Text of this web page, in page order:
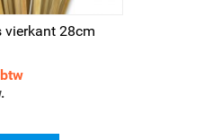
vierkant 28cm